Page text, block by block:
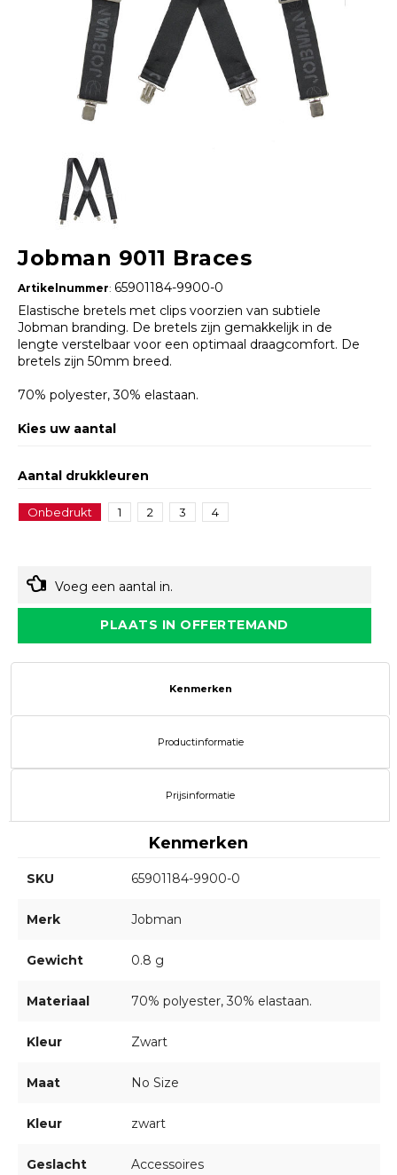
Jobman 9011 Braces
Artikelnummer: 65901184-9900-0
Elastische bretels met clips voorzien van subtiele
Jobman branding. De bretels zijn gemakkelijk in de
lengte verstelbaar voor een optimaal draagcomfort. De
bretels zijn 50mm breed.
70% polyester, 30% elastaan.
Kies uw aantal
Aantal drukkleuren
Onbedrukt 1 2 3 4
Voeg een aantal in.
PLAATS IN OFFERTEMAND
Kenmerken
Productinformatie
Prijsinformatie
Kenmerken
SKU 65901184-9900-0
Merk Jobman
Gewicht 0.8 g
Materiaal 70% polyester, 30% elastaan.
Kleur Zwart
Maat No Size
Kleur zwart
Geslacht Accessoires